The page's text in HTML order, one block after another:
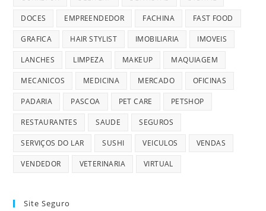
DOCES EMPREENDEDOR FACHINA FAST FOOD
GRAFICA HAIR STYLIST IMOBILIARIA IMOVEIS
LANCHES LIMPEZA MAKEUP MAQUIAGEM
MECANICOS MEDICINA MERCADO OFICINAS
PADARIA PASCOA PET CARE PETSHOP
RESTAURANTES SAUDE SEGUROS
SERVIÇOS DO LAR SUSHI VEICULOS VENDAS
VENDEDOR VETERINARIA VIRTUAL
Site Seguro